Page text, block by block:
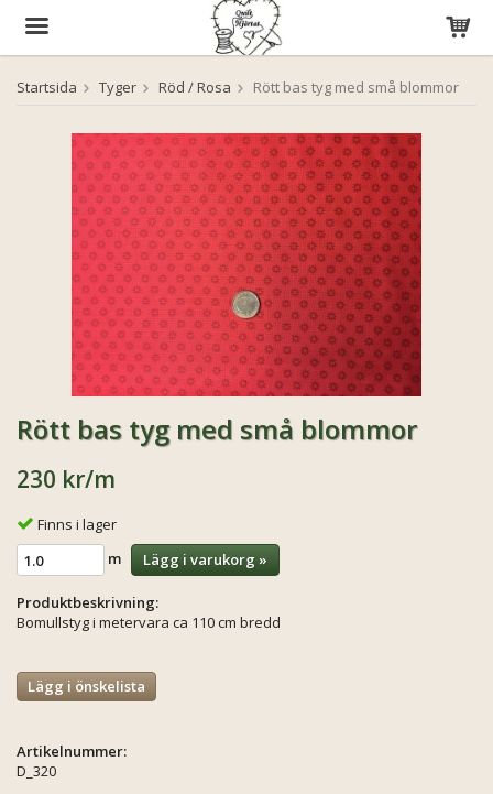
Produkten har blivit tillagd i varukorgen
Startsida Tyger Röd / Rosa Rött bas tyg med små blommor
Rött bas tyg med små blommor
230 kr/m
Finns i lager
m
Lägg i varukorg »
Produktbeskrivning:
Bomullstyg i metervara ca 110 cm bredd
Lägg i önskelista
Artikelnummer:
D_320